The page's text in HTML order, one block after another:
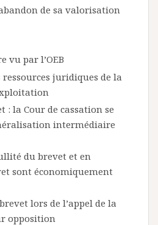
de sa valorisation
vu par l’OEB
juridiques de la
: la Cour de cassation se
intermédiaire
du brevet et en
sont économiquement
lors de l’appel de la
opposition